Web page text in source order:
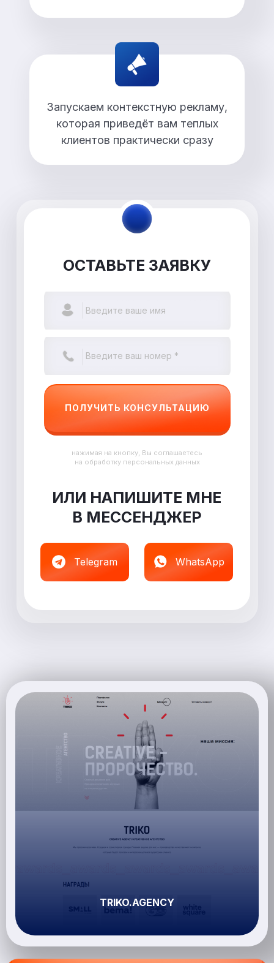
Telegram WhatsApp
ОСТАВЬТЕ ЗАЯВКУ
ПОЛУЧИТЬ КОНСУЛЬТАЦИЮ
нажимая на кнопку, Вы соглашаетесь
на обработку персональных данных
Запускаем контекстную рекламу,
которая приведёт вам теплых
клиентов практически сразу
ИЛИ НАПИШИТЕ МНЕ
В МЕССЕНДЖЕР
TRIKO.AGENCY